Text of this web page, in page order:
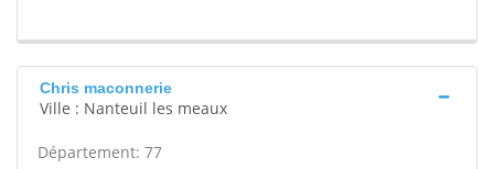
Chris maconnerie
Ville : Nanteuil les meaux
Département: 77